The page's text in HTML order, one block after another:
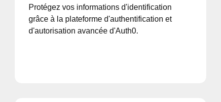
Protégez vos informations d'identification
grâce à la plateforme d'authentification et
d'autorisation avancée d'Auth0.